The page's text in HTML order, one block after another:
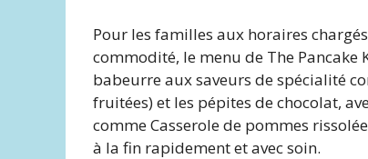
Pour les familles aux horaires
commodité, le menu de The Pancake
babeurre aux saveurs de spécialité
fruitées) et les pépites de chocolat,
comme Casserole de pommes
à la fin rapidement et avec soin.